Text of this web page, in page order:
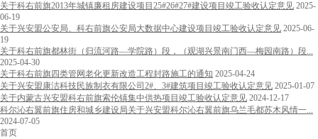
关于科右前旗2013年城镇廉租房建设项目25#26#27#建设项目竣工验收认定意见 2025-
06-19
关于兴安盟公安局、科右前旗公安局大数据中心建设项目竣工验收认定意见 2025-06-
19
关于科右前旗都林街（归流河路—学院路）段，（观湖兴景南门西—梅园南路）段...
2025-04-30
关于科右前旗四类管网老化更新改造工程封路施工的通知 2025-04-24
关于兴安盟康洁科技民族制衣有限公司2#、3#建筑项目竣工验收认定意见 2025-01-07
关于内蒙古兴安盟科右前旗索伦镇集中供热项目竣工验收认定意见 2024-12-17
科尔沁右翼前旗住房和城乡建设局关于兴安盟科尔沁右翼前旗乌兰毛都苏木风情一...
2024-07-05
首页